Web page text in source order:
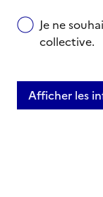
Je ne
collective.
Afficher les